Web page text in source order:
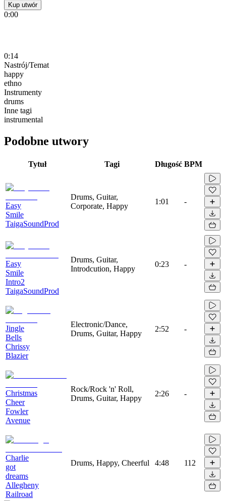
Kup utwór
0:00
0:14
Nastrój/Temat
happy
ethno
Instrumenty
drums
Inne tagi
instrumental
Podobne utwory
Tytuł Tagi Długość BPM
Easy
Smile
TaigaSoundProd
Drums, Guitar,
Corporate, Happy
1:01 -
Easy
Smile
Intro2
TaigaSoundProd
Drums, Guitar,
Introdcution, Happy
0:23 -
Jingle
Bells
Chrissy
Blazier
Electronic/Dance,
Drums, Guitar, Happy
2:52 -
Christmas
Cheer
Fowler
Avenue
Rock/Rock 'n' Roll,
Drums, Guitar, Happy
2:26 -
Charlie
got
dreams
Allegheny
Railroad
Drums, Happy, Cheerful 4:48 112